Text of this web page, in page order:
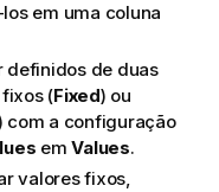
em uma coluna
definidos de duas
(Fixed) ou
com a configuração
emValues.
valores fixos,